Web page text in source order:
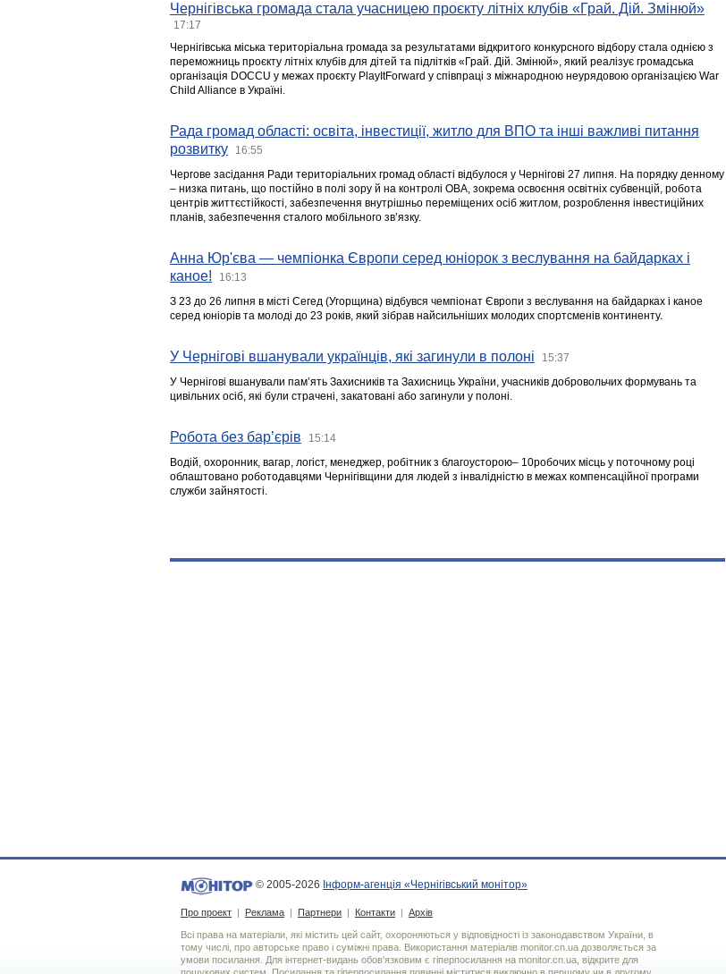
Чернігівська громада стала учасницею проєкту літніх клубів «Грай. Дій. Змінюй»
17:17
Чернігівська міська територіальна громада за результатами відкритого конкурсного відбору стала однією з
переможниць проєкту літніх клубів для дітей та підлітків «Грай. Дій. Змінюй», який реалізує громадська
організація DOCCU у межах проєкту PlayItForward у співпраці з міжнародною неурядовою організацією War
Child Alliance в Україні.
Рада громад області: освіта, інвестиції, житло для ВПО та інші важливі питання
розвитку
16:55
Чергове засідання Ради територіальних громад області відбулося у Чернігові 27 липня. На порядку денному
– низка питань, що постійно в полі зору й на контролі ОВА, зокрема освоєння освітніх субвенцій, робота
центрів життєстійкості, забезпечення внутрішньо переміщених осіб житлом, розроблення інвестиційних
планів, забезпечення сталого мобільного зв’язку.
Анна Юр'єва — чемпіонка Європи серед юніорок з веслування на байдарках і
каное!
16:13
З 23 до 26 липня в місті Сегед (Угорщина) відбувся чемпіонат Європи з веслування на байдарках і каное
серед юніорів та молоді до 23 років, який зібрав найсильніших молодих спортсменів континенту.
У Чернігові вшанували українців, які загинули в полоні 15:37
У Чернігові вшанували пам’ять Захисників та Захисниць України, учасників добровольчих формувань та
цивільних осіб, які були страчені, закатовані або загинули у полоні.
Робота без бар’єрів 15:14
Водій, охоронник, вагар, логіст, менеджер, робітник з благоусторою– 10робочих місць у поточному році
облаштовано роботодавцями Чернігівщини для людей з інвалідністю в межах компенсаційної програми
служби зайнятості.
© 2005-2026 Інформ-агенція «Чернігівський монітор»
Про проект | Реклама | Партнери | Контакти | Архів
Всі права на матеріали, які містить цей сайт, охороняються у відповідності із законодавством України, в
тому числі, про авторське право і суміжні права. Використання матерiалiв monitor.cn.ua дозволяється за
умови посилання. Для iнтернет-видань обов'язковим є гiперпосилання на monitor.cn.ua, відкрите для